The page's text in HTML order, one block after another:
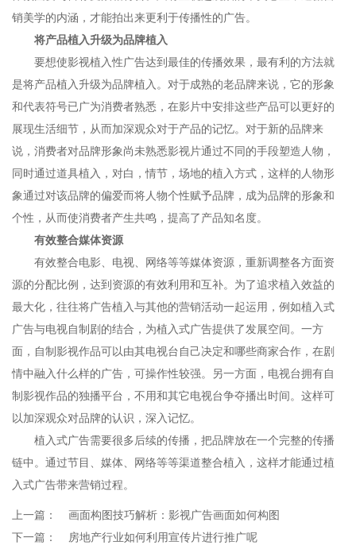
销美学的内涵，才能拍出来更利于传播性的广告。
将产品植入升级为品牌植入
要想使影视植入性广告达到最佳的传播效果，最有利的方法就
是将产品植入升级为品牌植入。对于成熟的老品牌来说，它的形象
和代表符号已广为消费者熟悉，在影片中安排这些产品可以更好的
展现生活细节，从而加深观众对于产品的记忆。对于新的品牌来
说，消费者对品牌形象尚未熟悉影视片通过不同的手段塑造人物，
同时通过道具植入，对白，情节，场地的植入方式，这样的人物形
象通过对该品牌的偏爱而将人物个性赋予品牌，成为品牌的形象和
个性，从而使消费者产生共鸣，提高了产品知名度。
有效整合媒体资源
有效整合电影、电视、网络等等媒体资源，重新调整各方面资
源的分配比例，达到资源的有效利用和互补。为了追求植入效益的
最大化，往往将广告植入与其他的营销活动一起运用，例如植入式
广告与电视自制剧的结合，为植入式广告提供了发展空间。一方
面，自制影视作品可以由其电视台自己决定和哪些商家合作，在剧
情中融入什么样的广告，可操作性较强。另一方面，电视台拥有自
制影视作品的独播平台，不用和其它电视台争夺播出时间。这样可
以加深观众对品牌的认识，深入记忆。
植入式广告需要很多后续的传播，把品牌放在一个完整的传播
链中。通过节目、媒体、网络等等渠道整合植入，这样才能通过植
入式广告带来营销过程。
上一篇：
画面构图技巧解析：影视广告画面如何构图
下一篇：
房地产行业如何利用宣传片进行推广呢